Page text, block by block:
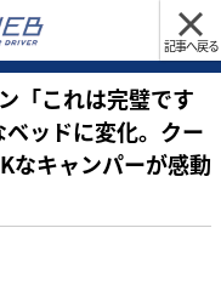
記事へ戻る
「これは完璧です
ッドに変化。クー
なキャンパーが感動